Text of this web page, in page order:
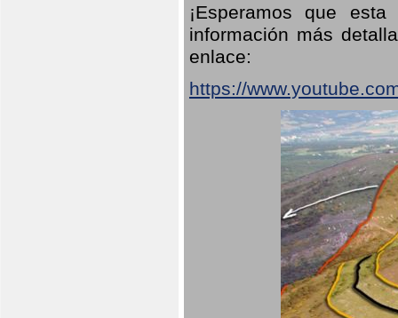
¡Esperamos que
información más
enlace:
https://